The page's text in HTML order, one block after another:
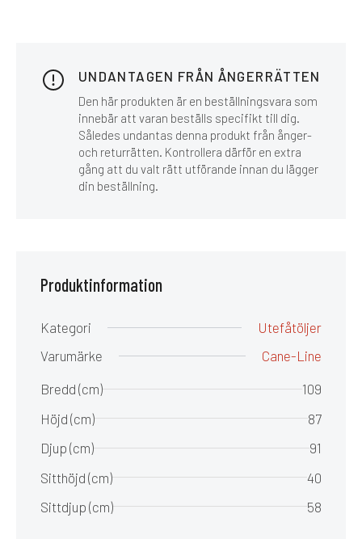
UNDANTAGEN FRÅN ÅNGERRÄTTEN
Den här produkten är en beställningsvara som
innebär att varan beställs specifikt till dig.
Således undantas denna produkt från ånger-
och returrätten. Kontrollera därför en extra
gång att du valt rätt utförande innan du lägger
din beställning.
Produktinformation
Kategori
Utefåtöljer
Varumärke
Cane-Line
Bredd (cm)
109
Höjd (cm)
87
Djup (cm)
91
Sitthöjd (cm)
40
Sittdjup (cm)
58